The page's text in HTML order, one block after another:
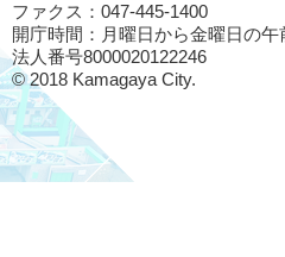
ファクス：047-445-1400
開庁時間：月曜日から金曜日の
法人番号8000020122246
© 2018 Kamagaya City.